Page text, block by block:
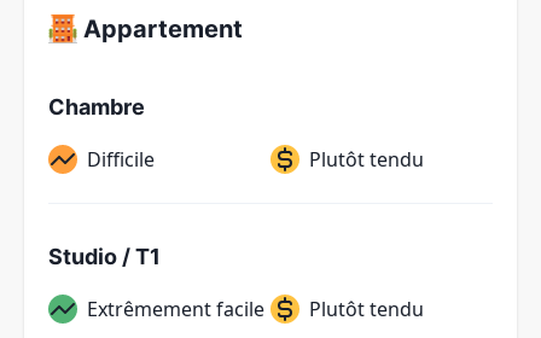
Appartement
Chambre
Difficile Plutôt tendu
Studio / T1
Extrêmement facile Plutôt tendu